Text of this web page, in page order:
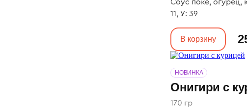
Соус поке, огурец,
11, У: 39
В корзину
Онигири с
НОВИНКА
170 гр